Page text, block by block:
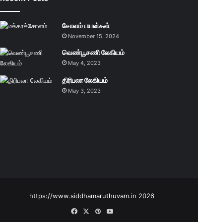
சோளம் பயன்கள்
November 15, 2024
வெண்பூசணி லேகியம்
May 4, 2023
திரிபலா லேகியம்
May 3, 2023
https://www.siddhamaruthuvam.in 2026
FacebookPinterestYouTube